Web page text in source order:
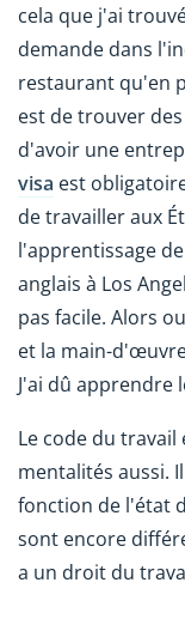
cela que j'ai
demande dans
restaurant qu'en
est de trouver
d'avoir une
visa est
de travailler aux
l'apprentissage
anglais à Los
pas facile. Alors
et la main-
J'ai dû apprendre
Le code du
mentalités aussi.
fonction de l'état
sont encore
a un droit du